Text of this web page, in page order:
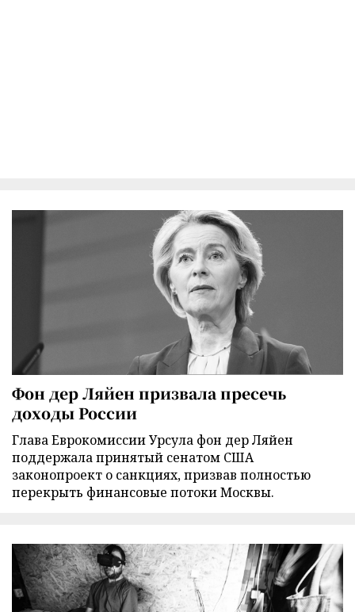
Фон дер Ляйен призвала пресечь
доходы России
Глава Еврокомиссии Урсула фон дер Ляйен
поддержала принятый сенатом США
законопроект о санкциях, призвав полностью
перекрыть финансовые потоки Москвы.